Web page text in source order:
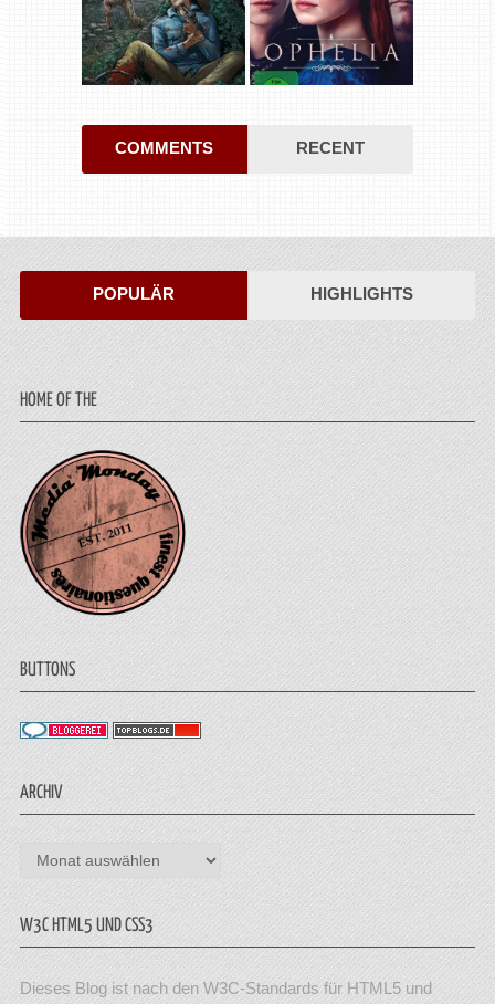
COMMENTS RECENT
POPULÄR HIGHLIGHTS
HOME OF THE
BUTTONS
ARCHIV
Archiv
W3C HTML5 UND CSS3
Dieses Blog ist nach den W3C-Standards für HTML5 und